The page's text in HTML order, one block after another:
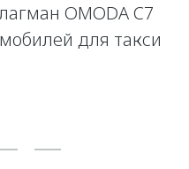
OMODA C7
для такси